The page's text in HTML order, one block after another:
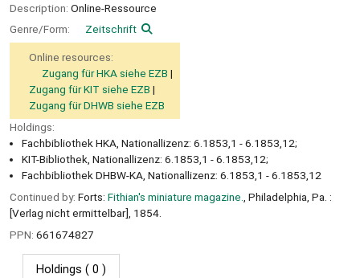
Description: Online-Ressource
Genre/Form:
Zeitschrift
Online resources:
Zugang für HKA siehe EZB
Zugang für KIT siehe EZB
Zugang für DHWB siehe EZB
Holdings:
Fachbibliothek HKA, Nationallizenz: 6.1853,1 - 6.1853,12;
KIT-Bibliothek, Nationallizenz: 6.1853,1 - 6.1853,12;
Fachbibliothek DHBW-KA, Nationallizenz: 6.1853,1 - 6.1853,12
Continued by: Forts: Fithian's miniature magazine.
, Philadelphia, Pa. :
[Verlag nicht ermittelbar], 1854.
PPN: 661674827
Holdings ( 0 )